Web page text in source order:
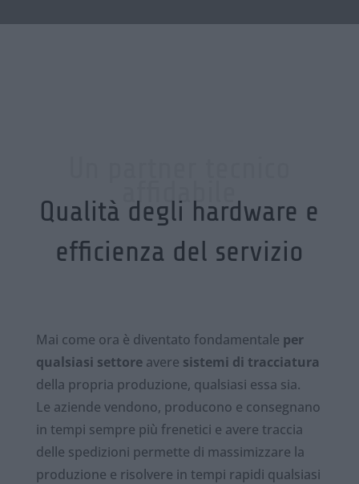
affidabile
Qualità degli hardware e
efficienza del servizio
Mai come ora è diventato fondamentale per
qualsiasi settoreavere sistemi di tracciatura
della propria produzione, qualsiasi essa sia.
Le aziende vendono, producono e consegnano
in tempi sempre più frenetici e avere traccia
delle spedizioni permette di massimizzare la
produzione e risolvere in tempi rapidi qualsiasi